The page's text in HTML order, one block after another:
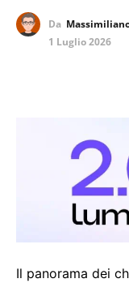
Da
1 Luglio 2026
Il panorama dei